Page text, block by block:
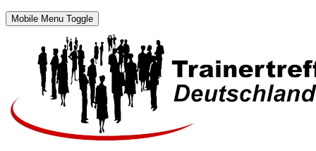
Mobile Menu Toggle